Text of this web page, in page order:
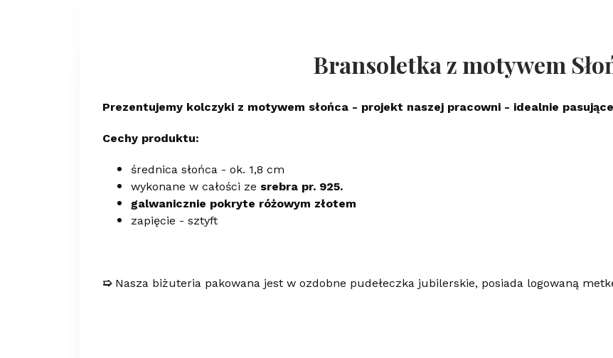
Bransoletka z motywem
Prezentujemy kolczyki z motywem słońca - projekt naszej pracowni - idealnie
Cechy produktu:
średnica słońca - ok. 1,8 cm
wykonane w całości ze srebra pr. 925.
galwanicznie pokryte różowym złotem
zapięcie - sztyft
➯ Nasza biżuteria pakowana jest w ozdobne pudełeczka jubilerskie, posiada logowaną